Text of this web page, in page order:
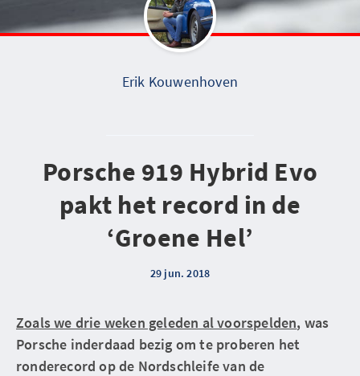
Erik Kouwenhoven
Porsche 919 Hybrid Evo
pakt het record in de
‘Groene Hel’
29 jun. 2018
Zoals we drie weken geleden al voorspelden, was
Porsche inderdaad bezig om te proberen het
ronderecord op de Nordschleife van de